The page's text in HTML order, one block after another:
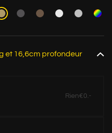
et 16,6cm profondeur
Rien€0.-